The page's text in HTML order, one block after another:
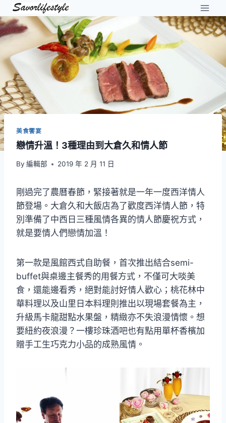
Skip
to
content
美食饗宴
戀情升溫！3種理由到大倉久和情人節
By 編輯部 2019 年 2 月 11 日
剛過完了農曆春節，緊接著就是一年一度西洋情人
節登場。大倉久和大飯店為了歡度西洋情人節，特
別準備了中西日三種風情各異的情人節慶祝方式，
就是要情人們戀情加溫！
第一款是風館西式自助餐，首次推出結合semi-
buffet與桌邊主餐秀的用餐方式，不僅可大啖美
食，還能邊看秀，絕對能討好情人歡心；桃花林中
華料理以及山里日本料理則推出以現場套餐為主，
升級馬卡龍甜點水果盤，精緻亦不失浪漫情懷。想
要紐約夜浪漫？一樓珍珠酒吧也有點用單杯香檳加
贈手工生巧克力小品的成熟風情。